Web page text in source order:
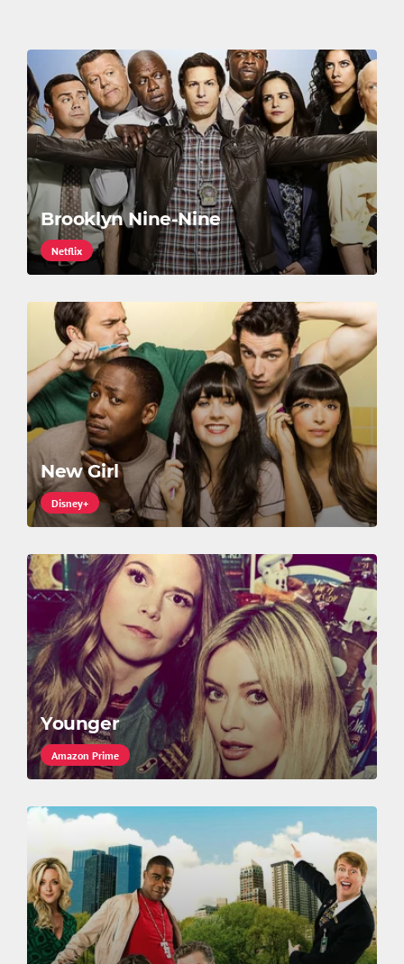
Brooklyn Nine-Nine
Netflix
New Girl
Disney+
Younger
Amazon Prime